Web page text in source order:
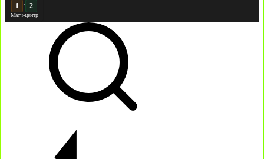
2 : 2
Матч-центр